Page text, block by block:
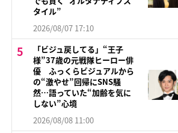
タイル”
2026/08/07 17:10
「ビジュ戻してる」“王子
様”37歳の元戦隊ヒーロー俳
優 ふっくらビジュアルから
の“激やせ”回帰にSNS騒
然…語っていた“加齢を気に
しない”心境
2026/08/08 11:00